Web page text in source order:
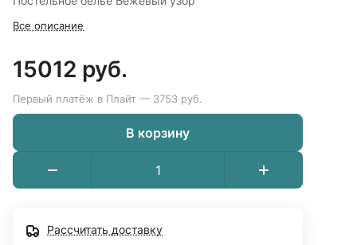
Все описание
15012 руб.
Первый платёж в Плайт — 3753 руб.
В корзину
Рассчитать доставку